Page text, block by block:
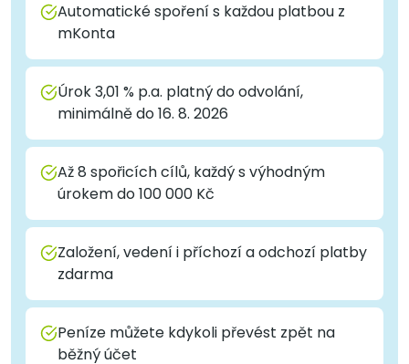
Automatické spoření s každou platbou z
mKonta
Úrok 3,01 % p.a. platný do odvolání,
minimálně do 16. 8. 2026
Až 8 spořicích cílů, každý s výhodným
úrokem do 100 000 Kč
Založení, vedení i příchozí a odchozí platby
zdarma
Peníze můžete kdykoli převést zpět na
běžný účet